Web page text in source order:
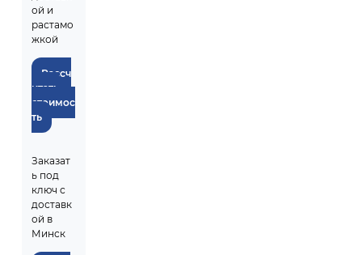
ой и
растамо
жкой
Рассч
итать
стоимос
ть
Заказат
ь под
ключ с
доставк
ой в
Минск